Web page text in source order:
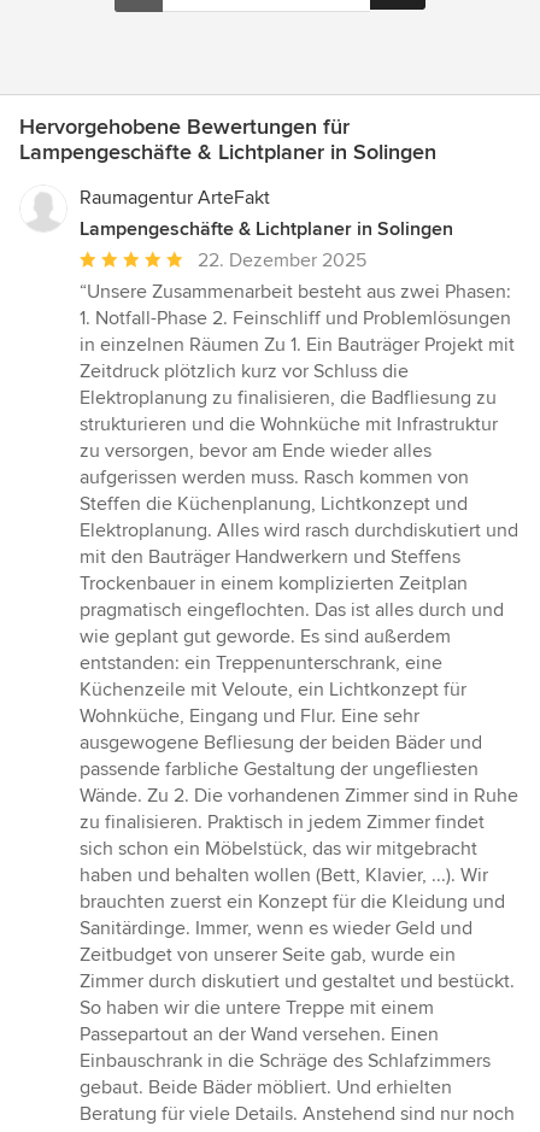
Hervorgehobene Bewertungen für
Lampengeschäfte & Lichtplaner in Solingen
Raumagentur ArteFakt
Lampengeschäfte & Lichtplaner in Solingen
Durchschnittliche
Bewertung:
5
von
5
Sternen
22. Dezember 2025
“Unsere Zusammenarbeit besteht aus zwei Phasen:
1. Notfall-Phase 2. Feinschliff und Problemlösungen
in einzelnen Räumen Zu 1. Ein Bauträger Projekt mit
Zeitdruck plötzlich kurz vor Schluss die
Elektroplanung zu finalisieren, die Badfliesung zu
strukturieren und die Wohnküche mit Infrastruktur
zu versorgen, bevor am Ende wieder alles
aufgerissen werden muss. Rasch kommen von
Steffen die Küchenplanung, Lichtkonzept und
Elektroplanung. Alles wird rasch durchdiskutiert und
mit den Bauträger Handwerkern und Steffens
Trockenbauer in einem komplizierten Zeitplan
pragmatisch eingeflochten. Das ist alles durch und
wie geplant gut geworde. Es sind außerdem
entstanden: ein Treppenunterschrank, eine
Küchenzeile mit Veloute, ein Lichtkonzept für
Wohnküche, Eingang und Flur. Eine sehr
ausgewogene Befliesung der beiden Bäder und
passende farbliche Gestaltung der ungefliesten
Wände. Zu 2. Die vorhandenen Zimmer sind in Ruhe
zu finalisieren. Praktisch in jedem Zimmer findet
sich schon ein Möbelstück, das wir mitgebracht
haben und behalten wollen (Bett, Klavier, ...). Wir
brauchten zuerst ein Konzept für die Kleidung und
Sanitärdinge. Immer, wenn es wieder Geld und
Zeitbudget von unserer Seite gab, wurde ein
Zimmer durch diskutiert und gestaltet und bestückt.
So haben wir die untere Treppe mit einem
Passepartout an der Wand versehen. Einen
Einbauschrank in die Schräge des Schlafzimmers
gebaut. Beide Bäder möbliert. Und erhielten
Beratung für viele Details. Anstehend sind nur noch